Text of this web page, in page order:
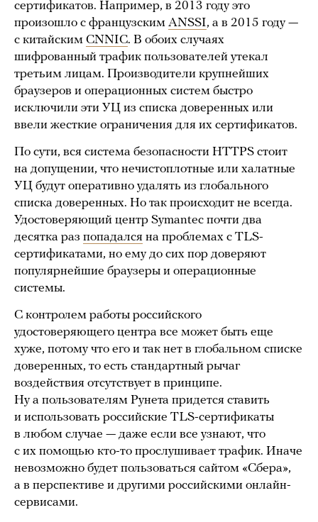
сертификатов. Например, в 2013 году это
произошло с французским ANSSI, а в 2015 году —
с китайским CNNIC. В обоих случаях
шифрованный трафик пользователей утекал
третьим лицам. Производители крупнейших
браузеров и операционных систем быстро
исключили эти УЦ из списка доверенных или
ввели жесткие ограничения для их сертификатов.
По сути, вся система безопасности HTTPS стоит
на допущении, что нечистоплотные или халатные
УЦ будут оперативно удалять из глобального
списка доверенных. Но так происходит не всегда.
Удостоверяющий центр Symantec почти два
десятка раз попадался на проблемах с TLS-
сертификатами, но ему до сих пор доверяют
популярнейшие браузеры и операционные
системы.
С контролем работы российского
удостоверяющего центра все может быть еще
хуже, потому что его и так нет в глобальном списке
доверенных, то есть стандартный рычаг
воздействия отсутствует в принципе.
Ну а пользователям Рунета придется ставить
и использовать российские TLS-сертификаты
в любом случае — даже если все узнают, что
с их помощью кто-то прослушивает трафик. Иначе
невозможно будет пользоваться сайтом «Сбера»,
а в перспективе и другими российскими онлайн-
сервисами.